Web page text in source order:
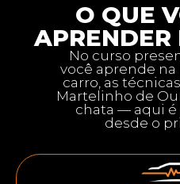
O QUE
APRENDER
No curso
você aprende
carro, as
Martelinho de
chata — aqui é
desde o